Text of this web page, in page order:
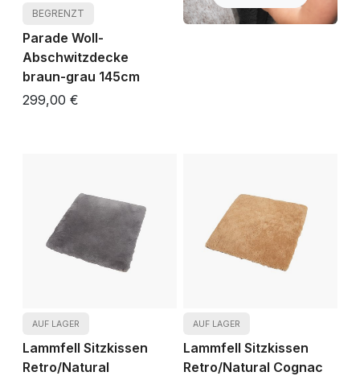
BEGRENZT
Parade Woll-
Abschwitzdecke
braun-grau 145cm
299,00 €
AUF LAGER
Lammfell Sitzkissen
Retro/Natural
AUF LAGER
Lammfell Sitzkissen
Retro/Natural Cognac